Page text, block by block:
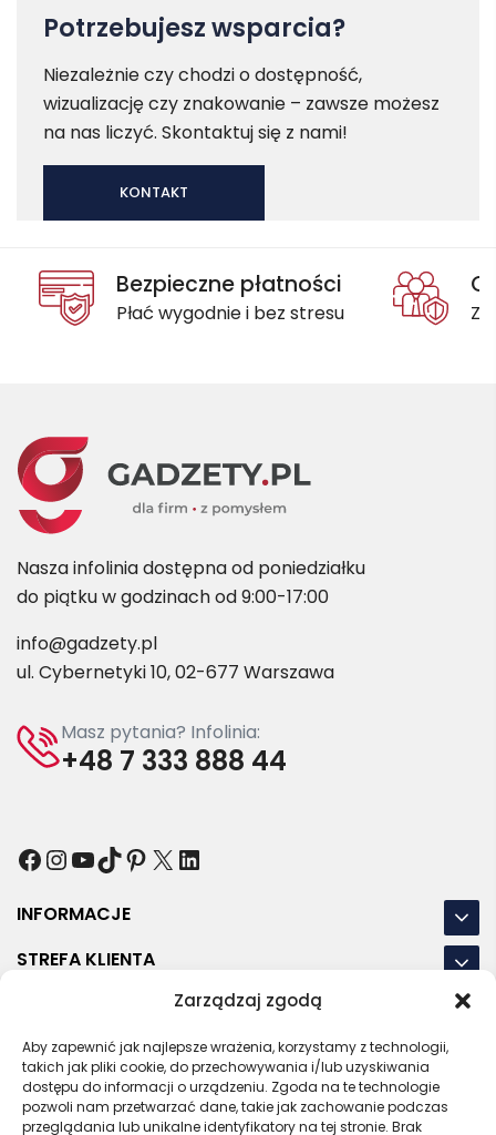
Zarządzaj zgodą
Aby zapewnić jak najlepsze wrażenia, korzystamy z technologii,
takich jak pliki cookie, do przechowywania i/lub uzyskiwania
dostępu do informacji o urządzeniu. Zgoda na te technologie
pozwoli nam przetwarzać dane, takie jak zachowanie podczas
przeglądania lub unikalne identyfikatory na tej stronie. Brak
Potrzebujesz wsparcia?
Niezależnie czy chodzi o dostępność,
wizualizację czy znakowanie – zawsze możesz
na nas liczyć. Skontaktuj się z nami!
KONTAKT
Bezpieczne płatności
Płać wygodnie i bez stresu
Nasza infolinia dostępna od poniedziałku
do piątku w godzinach od 9:00-17:00
info@gadzety.pl
ul. Cybernetyki 10, 02-677 Warszawa
Masz pytania? Infolinia:
+48 7 333 888 44
Facebook
Instagram
YouTube
TikTok
Pinterest
X LinkedIn
INFORMACJE
STREFA KLIENTA
NASZE LOKALIZACJE
OSTATNIE POSTY